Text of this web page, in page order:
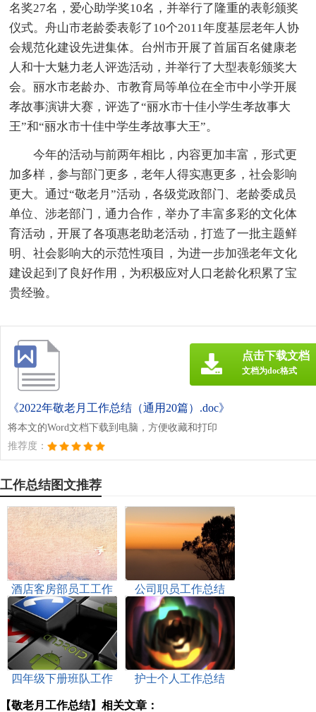
名奖27名，爱心助学奖10名，并举行了隆重的表彰颁奖
仪式。舟山市老龄委表彰了10个2011年度基层老年人协
会规范化建设先进集体。台州市开展了首届百名健康老
人和十大魅力老人评选活动，并举行了大型表彰颁奖大
会。丽水市老龄办、市教育局等单位在全市中小学开展
孝故事演讲大赛，评选了“丽水市十佳小学生孝故事大
王”和“丽水市十佳中学生孝故事大王”。
今年的活动与前两年相比，内容更加丰富，形式更
加多样，参与部门更多，老年人得实惠更多，社会影响
更大。通过“敬老月”活动，各级党政部门、老龄委成员
单位、涉老部门，通力合作，举办了丰富多彩的文化体
育活动，开展了各项惠老助老活动，打造了一批主题鲜
明、社会影响大的示范性项目，为进一步加强老年文化
建设起到了良好作用，为积极应对人口老龄化积累了宝
贵经验。
《2022年敬老月工作总结（通用20篇）.doc》
将本文的Word文档下载到电脑，方便收藏和打印
推荐度：
点击下载文档
文档为doc格式
工作总结图文推荐
酒店客房部员工工作
总结
公司职员工作总结
四年级下册班队工作
护士个人工作总结
【敬老月工作总结】相关文章：